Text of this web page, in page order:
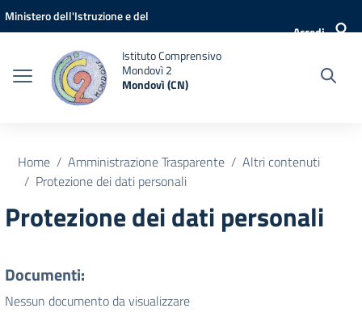
Vai ai contenuti
Vai al menu di navigazione
Vai al footer
Ministero dell'Istruzione e del
Accedi
Istituto Comprensivo
Mondovì 2
Mondovì (CN)
Home Amministrazione Trasparente
Altri contenuti
Protezione dei dati personali
Protezione dei dati personali
Documenti:
Nessun documento da visualizzare